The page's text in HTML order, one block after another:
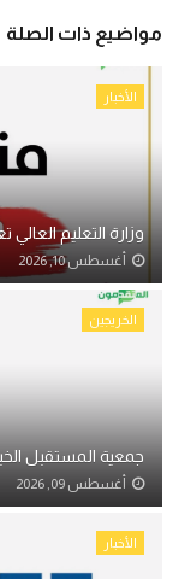
مواضيع ذات الصلة
الأخبار
وزارة التعليم
أغسطس 10, 2026
الخريجين
جمعية المستقبل
أغسطس 09, 2026
الأخبار